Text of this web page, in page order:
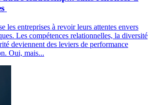
les entreprises à revoir leurs attentes envers
Les compétences relationnelles, la diversité
deviennent des leviers de performance
Oui, mais...